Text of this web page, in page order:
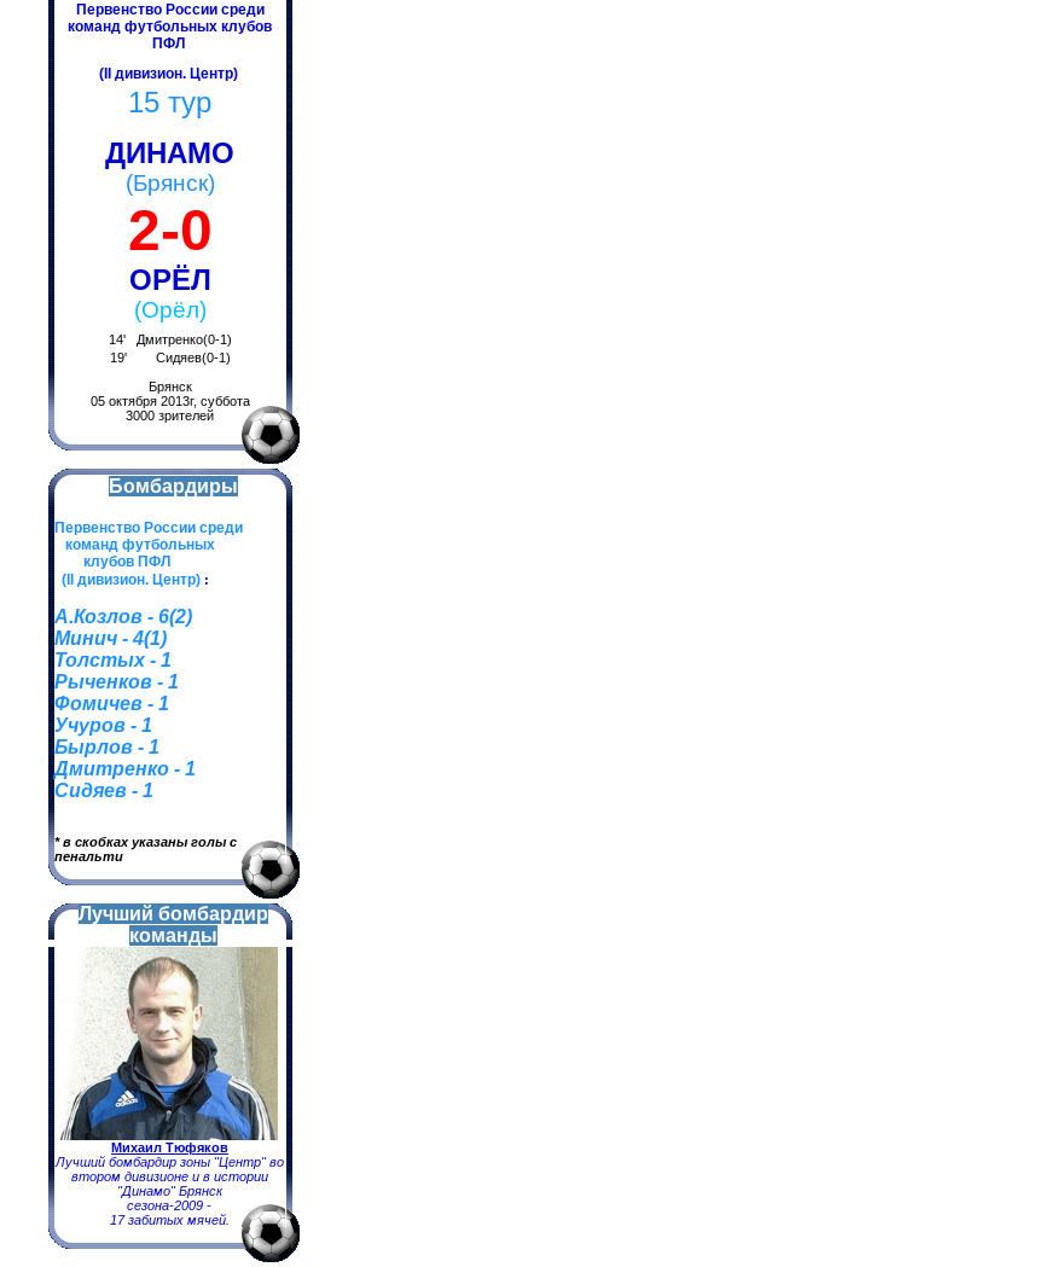
Первенство России среди
команд футбольных клубов
ПФЛ
(II дивизион. Центр)
15 тур
ДИНАМО
(Брянск)
2-0
ОРЁЛ
(Орёл)
14' Дмитренко(0-1)
19' Сидяев(0-1)
Брянск
05 октября 2013г, суббота
3000 зрителей
Бомбардиры
Первенство России среди
команд футбольных
клубов ПФЛ
(II дивизион. Центр) :
А.Козлов - 6(2)
Минич - 4(1)
Толстых - 1
Рыченков - 1
Фомичев - 1
Учуров - 1
Бырлов - 1
Дмитренко - 1
Сидяев - 1
* в скобках указаны голы с
пенальти
Лучший бомбардир
команды
Михаил Тюфяков
Лучший бомбардир зоны "Центр" во
втором дивизионе и в истории
"Динамо" Брянск
сезона-2009 -
17 забитых мячей.